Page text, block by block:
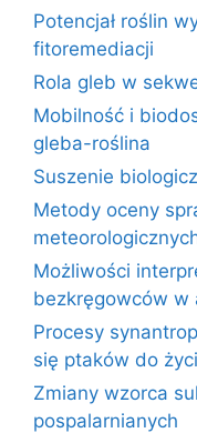
Potencjał roślin
fitoremediacji
Rola gleb w
Mobilność i
gleba-roślina
Suszenie
Metody oceny
Możliwości
bezkręgowców w
Procesy
się ptaków do
Zmiany wzorca
pospalarnianych